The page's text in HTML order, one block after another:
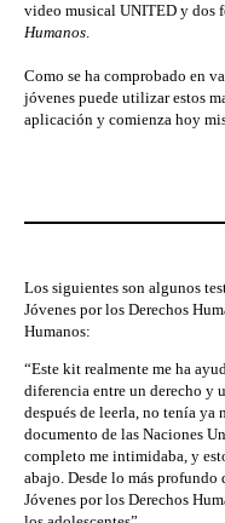
video musical UNITED y dos
Humanos.
Como se ha comprobado en
jóvenes puede utilizar estos
aplicación y comienza hoy
Los siguientes son algunos
Jóvenes por los Derechos
Humanos:
“Este kit realmente me ha
diferencia entre un derecho y
después de leerla, no tenía
documento de las Naciones
completo me intimidaba, y
abajo. Desde lo más profundo
Jóvenes por los Derechos